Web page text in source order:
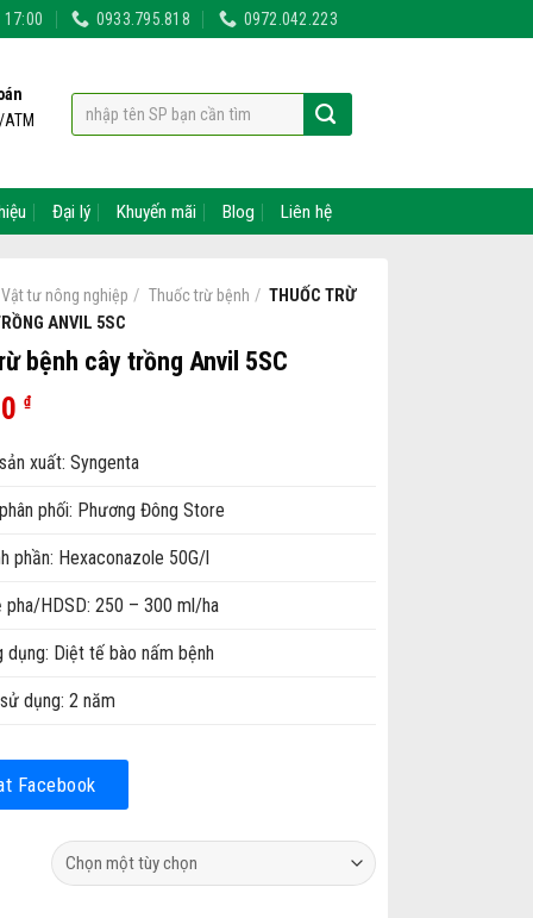
17:00 0933.795.818 0972.042.223
Đại lý Khuyến mãi Blog Liên hệ
Vật tư nông nghiệp / Thuốc trừ bệnh / THUỐC TRỪ
ANVIL 5SC
bệnh cây trồng Anvil 5SC
₫
xuất: Syngenta
phối: Phương Đông Store
phần: Hexaconazole 50G/l
HDSD: 250 – 300 ml/ha
dụng: Diệt tế bào nấm bệnh
dụng: 2 năm
Facebook